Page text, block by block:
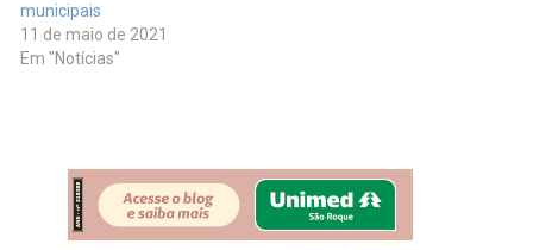
municipais
11 de maio de 2021
Em "Notícias"